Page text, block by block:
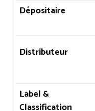
Dépositaire
Distributeur
Label &
Classification